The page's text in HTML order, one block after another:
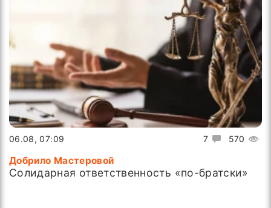
7 570
06.08, 07:09
Добрило Мастеровой
Солидарная ответственность «по-братски»